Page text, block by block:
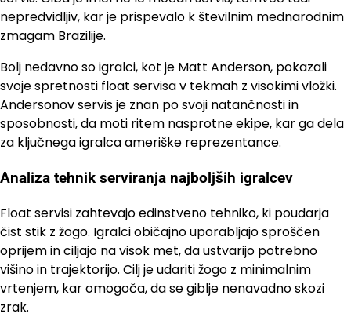
nepredvidljiv, kar je prispevalo k številnim mednarodnim
zmagam Brazilije.
Bolj nedavno so igralci, kot je Matt Anderson, pokazali
svoje spretnosti float servisa v tekmah z visokimi vložki.
Andersonov servis je znan po svoji natančnosti in
sposobnosti, da moti ritem nasprotne ekipe, kar ga dela
za ključnega igralca ameriške reprezentance.
Analiza tehnik serviranja najboljših igralcev
Float servisi zahtevajo edinstveno tehniko, ki poudarja
čist stik z žogo. Igralci običajno uporabljajo sproščen
oprijem in ciljajo na visok met, da ustvarijo potrebno
višino in trajektorijo. Cilj je udariti žogo z minimalnim
vrtenjem, kar omogoča, da se giblje nenavadno skozi
zrak.